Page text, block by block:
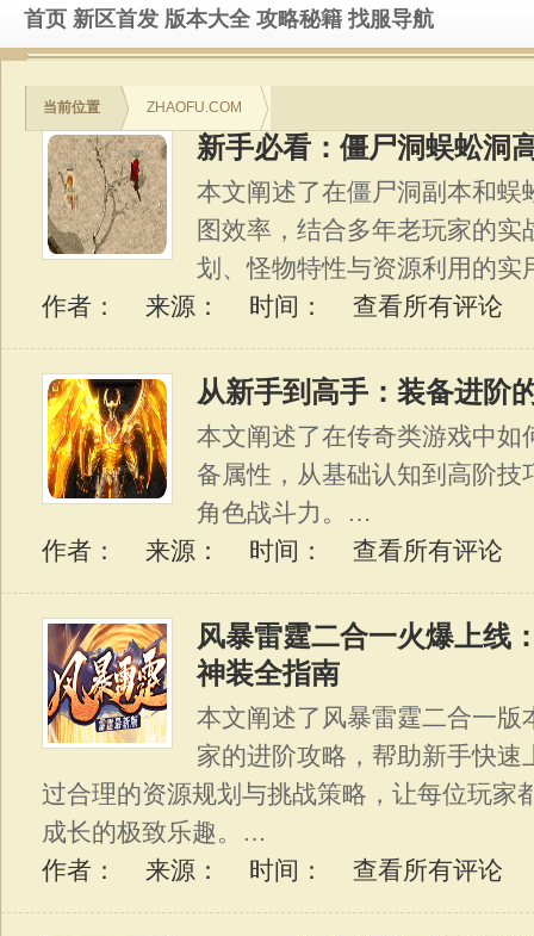
首页 新区首发 版本大全 攻略秘籍 找服导航
当前位置 ZHAOFU.COM
新手必看：僵尸洞蜈蚣洞
本文阐述了在僵尸洞副本和蜈
图效率，结合多年老玩家的实
划、怪物特性与资源利用的
作者： 来源： 时间： 查看所有评论
从新手到高手：装备进阶
本文阐述了在传奇类游戏中如
备属性，从基础认知到高阶技
角色战斗力。…
作者： 来源： 时间： 查看所有评论
风暴雷霆二合一火爆上线
神装全指南
本文阐述了风暴雷霆二合一版
家的进阶攻略，帮助新手快速
过合理的资源规划与挑战策略，让每位玩家
成长的极致乐趣。…
作者： 来源： 时间： 查看所有评论